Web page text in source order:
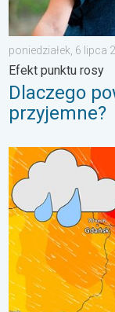
poniedziałek, 6 lipca
Efekt punktu rosy
Dlaczego
przyjemne?
Sztorm,